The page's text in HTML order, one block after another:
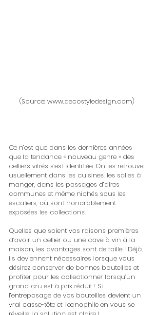
(Source: www.decostyledesign.com)
Ce n’est que dans les dernières années
que la tendance « nouveau genre » des
celliers vitrés s’est identifiée. On les retrouve
usuellement dans les cuisines, les salles à
manger, dans les passages d’aires
communes et même nichés sous les
escaliers, où sont honorablement
exposées les collections.
Quelles que soient vos raisons premières
d’avoir un cellier ou une cave à vin à la
maison, les avantages sont de taille ! Déjà,
ils deviennent nécessaires lorsque vous
désirez conserver de bonnes bouteilles et
profiter pour les collectionner lorsqu’un
grand cru est à prix réduit ! Si
l’entreposage de vos bouteilles devient un
vrai casse-tête et l’œnophile en vous se